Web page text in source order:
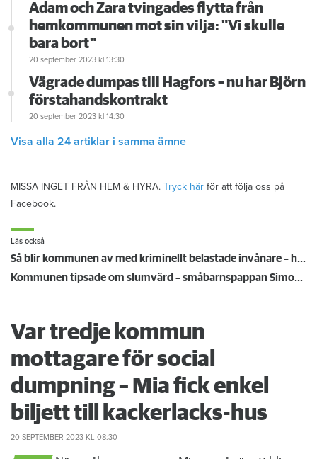
Adam och Zara tvingades flytta från
hemkommunen mot sin vilja: "Vi skulle
bara bort"
20 september 2023 kl 13:30
Vägrade dumpas till Hagfors – nu har Björn
förstahandskontrakt
20 september 2023 kl 14:30
Visa alla 24 artiklar i samma ämne
MISSA INGET FRÅN HEM & HYRA. Tryck här för att följa oss på
Facebook.
Läs också
Så blir kommunen av med kriminellt belastade invånare – hjälper till med flytt norrut
Kommunen tipsade om slumvärd – småbarnspappan Simon tvingades betala tre månadshyror
Var tredje kommun
mottagare för social
dumpning – Mia fick enkel
biljett till kackerlacks-hus
20 SEPTEMBER 2023 KL 08:30